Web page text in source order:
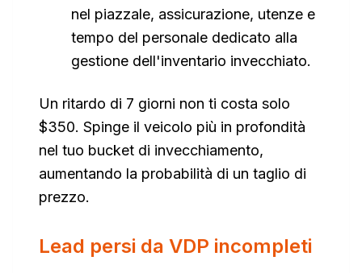
nel piazzale, assicurazione, utenze e
tempo del personale dedicato alla
gestione dell'inventario invecchiato.
Un ritardo di 7 giorni non ti costa solo
$350. Spinge il veicolo più in profondità
nel tuo bucket di invecchiamento,
aumentando la probabilità di un taglio di
prezzo.
Lead persi da VDP incompleti